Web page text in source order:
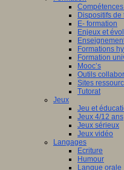
Dispositifs de
E- formation
Enjeux et
Formations
Formation
Mooc’s
Outils
Sites
Tutorat
Jeux
Jeu et
Jeux 4/12 ans
Jeux sérieux
Jeux vidéo
Langages
Ecriture
Humour
Langue orale